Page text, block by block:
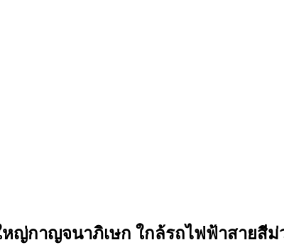
กาญจนาภิเษก ใกล้รถไฟฟ้าสายสีม่ว